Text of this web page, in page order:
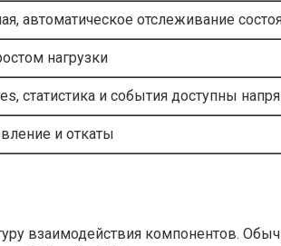
автоматическое отслеживание
нагрузки
статистика и события доступны
и откаты
взаимодействия компонентов.